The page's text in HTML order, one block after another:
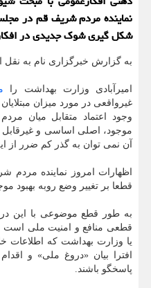
نماینده مردم شریف قم در
شكل گیری شوك جدیدی در
به گزارش خبرگزاری نام به نقل
امیرآبادی وزارت بهداشت را
غیرواقعی در مورد میزان
وجود اعتماد متقابل میان
موجود، اصلی اساسی و
آن نمی توان به گذر كم ضرر از
اظهارات امروز نماینده مردم
قطعا بر تغییر وضع روبه بهبود
به طور قطع موضوعی با این
قطعی منافع و امنیت ملی است
یا وزارت بهداشت كه اطلاعات
افترا بیان «دروغ ملی» و
پاسخگو باشند.